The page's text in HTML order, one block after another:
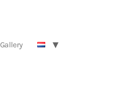
Gallery